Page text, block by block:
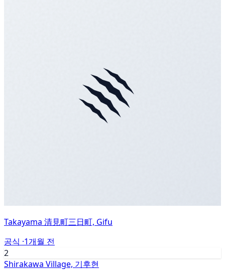
Takayama 清見町三日町, Gifu
공식 ·1개월 전
2
Shirakawa Village, 기후현